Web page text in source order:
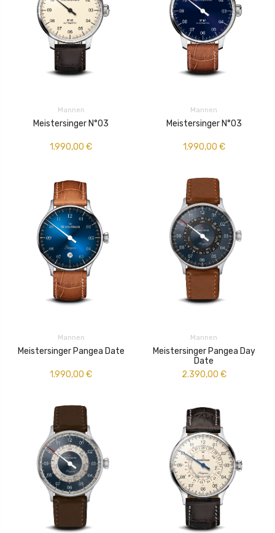
Mannen
Meistersinger N°03
1.990,00 €
Mannen
Meistersinger N°03
1.990,00 €
Mannen
Meistersinger Pangea Date
1.990,00 €
Mannen
Meistersinger Pangea Day
Date
2.390,00 €